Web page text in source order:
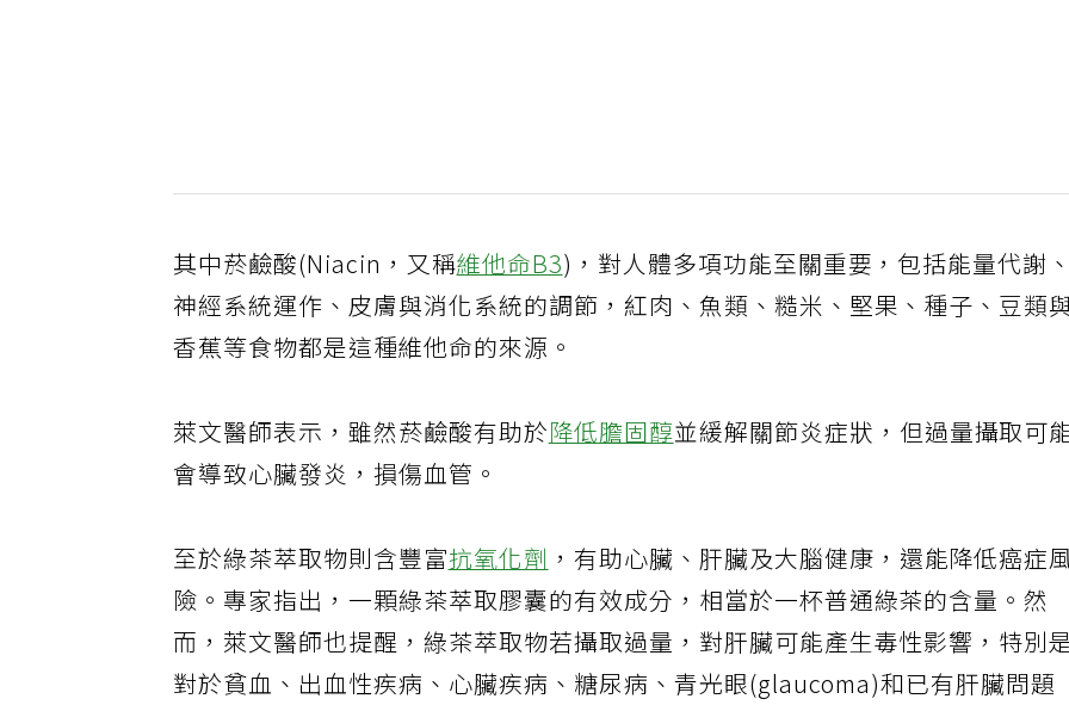
其中菸鹼酸(Niacin，又稱維他命B3)，對人體多項功能至關重要，包括能量代謝、
神經系統運作、皮膚與消化系統的調節，紅肉、魚類、糙米、堅果、種子、豆類
香蕉等食物都是這種維他命的來源。
萊文醫師表示，雖然菸鹼酸有助於降低膽固醇並緩解關節炎症狀，但過量攝取可
會導致心臟發炎，損傷血管。
至於綠茶萃取物則含豐富抗氧化劑 ，有助心臟、肝臟及大腦健康，還能降低癌症
險。專家指出，一顆綠茶萃取膠囊的有效成分，相當於一杯普通綠茶的含量。然
而，萊文醫師也提醒，綠茶萃取物若攝取過量，對肝臟可能產生毒性影響，特別
對於貧血、出血性疾病、心臟疾病、糖尿病、青光眼(glaucoma)和已有肝臟問題